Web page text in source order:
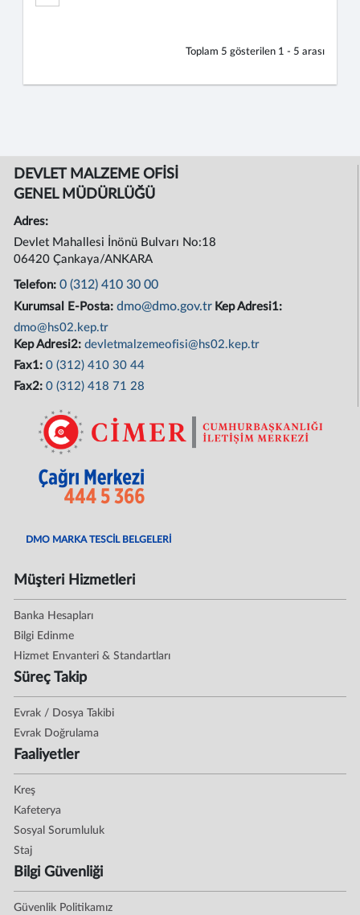
Toplam 5 gösterilen 1 - 5 arası
DEVLET MALZEME OFİSİ
GENEL MÜDÜRLÜĞÜ
Adres:
Devlet Mahallesi İnönü Bulvarı No:18
06420 Çankaya/ANKARA
Telefon:0 (312) 410 30 00
Kurumsal E-Posta:dmo@dmo.gov.tr Kep Adresi1:
dmo@hs02.kep.tr
Kep Adresi2:devletmalzemeofisi@hs02.kep.tr
Fax1:0 (312) 410 30 44
Fax2:0 (312) 418 71 28
DMO MARKA TESCİL BELGELERİ
Müşteri Hizmetleri
Banka Hesapları
Bilgi Edinme
Hizmet Envanteri & Standartları
Süreç Takip
Evrak / Dosya Takibi
Evrak Doğrulama
Faaliyetler
Kreş
Kafeterya
Sosyal Sorumluluk
Staj
Bilgi Güvenliği
Güvenlik Politikamız